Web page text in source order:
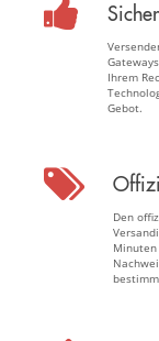
Ihrem
Gebot.
Den
Minuten